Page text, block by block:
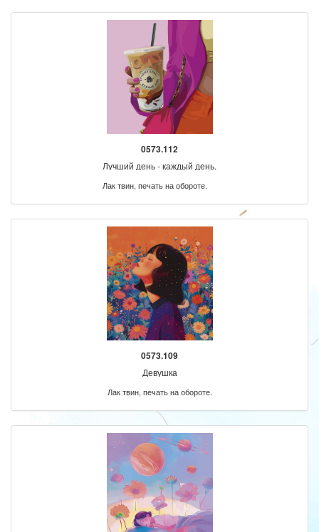
0573.112
Лучший день - каждый день.
Лак твин, печать на обороте.
0573.109
Девушка
Лак твин, печать на обороте.